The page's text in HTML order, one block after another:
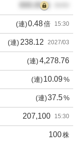
000.00倍
(連)0.48倍 15:30
(連) 238.12 2027/03
(連)4,278.76
(連)10.09%
(連)37.5%
207,100 15:30
100株